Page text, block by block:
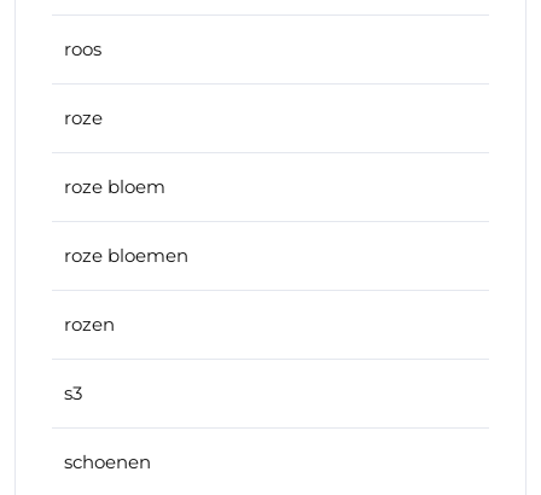
roos
roze
roze bloem
roze bloemen
rozen
s3
schoenen